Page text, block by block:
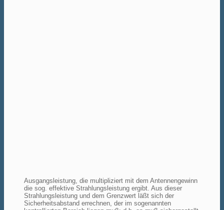
Ausgangsleistung, die multipliziert mit dem Antennengewinn
die sog. effektive Strahlungsleistung ergibt. Aus dieser
Strahlungsleistung und dem Grenzwert läßt sich der
Sicherheitsabstand errechnen, der im sogenannten